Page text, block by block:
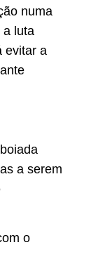
numa
a luta
evitar a
a serem
o